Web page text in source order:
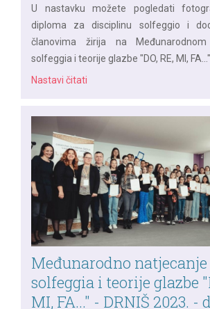
U nastavku možete pogledati
diploma za disciplinu solfeggio i
članovima žirija na
solfeggia i teorije glazbe "DO, RE, MI,
Nastavi čitati
Međunarodno
solfeggia i teorije glazbe
MI, FA..." - DRNIŠ 2023. -